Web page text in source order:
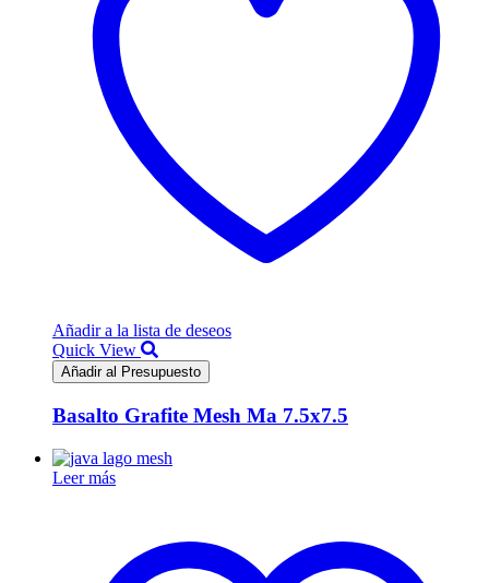
Añadir a la lista de deseos
Quick View
Añadir al Presupuesto
Basalto Grafite Mesh Ma 7.5x7.5
Leer más